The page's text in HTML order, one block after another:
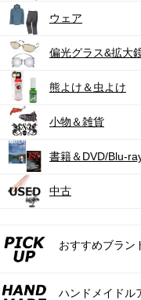
ウェア
偏光グラス&拡大
熊よけ＆虫よけ
小物＆雑貨
書籍＆DVD/Blu-
中古
おすすめブラン
ハンドメイドル